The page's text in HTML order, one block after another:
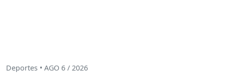
Deportes • AGO 6 / 2026